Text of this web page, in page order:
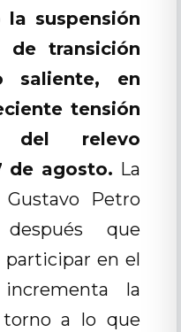
la suspensión
de transición
saliente, en
tensión
del relevo
de agosto. La
Petro
que
en el
la
a lo que